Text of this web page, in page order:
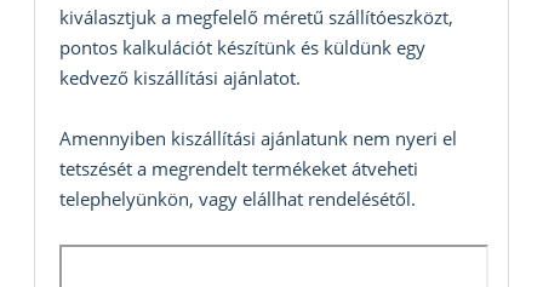
kiválasztjuk a megfelelő méretű szállítóeszközt,
pontos kalkulációt készítünk és küldünk egy
kedvező kiszállítási ajánlatot.
Amennyiben kiszállítási ajánlatunk nem nyeri el
tetszését a megrendelt termékeket átveheti
telephelyünkön, vagy elállhat rendelésétől.